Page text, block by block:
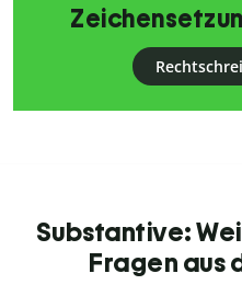
Substantive:
Fragen aus